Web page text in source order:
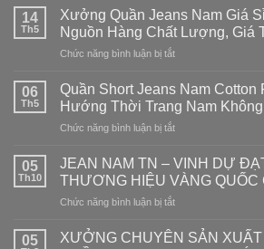
14
Th5
Xưởng Quần Jeans Nam Giá
Nguồn Hàng Chất Lượng, Giá
Chức năng bình luận bị tắt
Quần
Jeans
Nam
Tại
Thủ
Hàng
06
Th5
Quần Short Jeans Nam Cotton
Hướng Thời Trang Nam
Chức năng bình luận bị tắt
Short
Jeans
Trên
05
Th10
JEAN NAM TN – VINH DỰ
THƯƠNG HIỆU VÀNG QUỐC
Chức năng bình luận bị tắt
NAM
05
XƯỞNG CHUYÊN SẢN